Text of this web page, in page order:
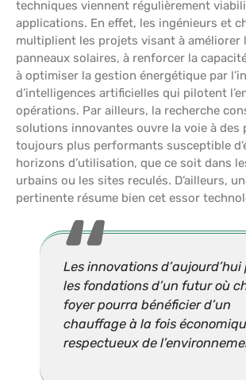
techniques viennent régulièrement
applications. En effet, les ingénieurs et
multiplient les projets visant à améliorer
panneaux solaires, à renforcer la
à optimiser la gestion énergétique par
d’intelligences artificielles qui pilotent
opérations. Par ailleurs, la recherche
solutions innovantes ouvre la voie à des
toujours plus performants susceptible
horizons d’utilisation, que ce soit dans
urbains ou les sites reculés. D’ailleurs,
pertinente résume bien cet essor
Les innovations d’aujourd’hui
les fondations d’un futur où
foyer pourra bénéficier d’un
chauffage à la fois
respectueux de